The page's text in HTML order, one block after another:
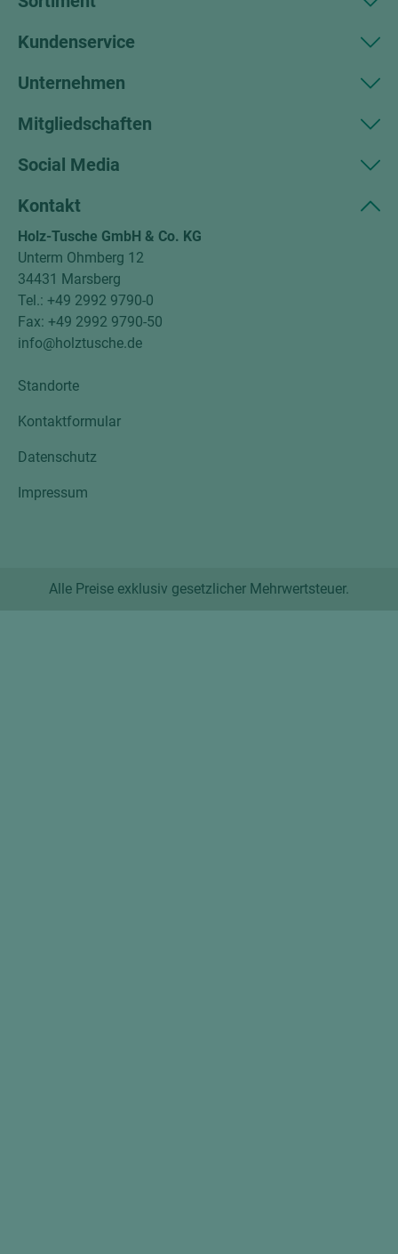
Kundenservice
Unternehmen
Mitgliedschaften
Social Media
Kontakt
Holz-Tusche GmbH & Co. KG
Unterm Ohmberg 12
34431 Marsberg
Tel.: +49 2992 9790-0
Fax: +49 2992 9790-50
info@holztusche.de
Standorte
Kontaktformular
Datenschutz
Impressum
Alle Preise exklusiv gesetzlicher Mehrwertsteuer.